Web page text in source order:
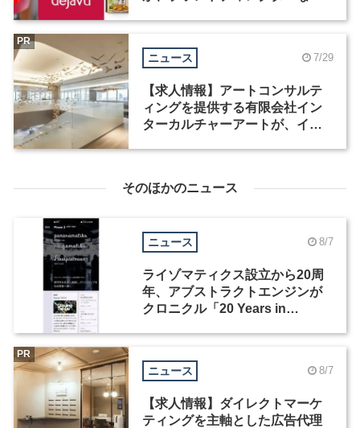
ニュース 7/29
【求人情報】アートコンサルテ
ィングを提供する有限会社イン
ターカルチャーアートが、イン
PR
そのほかのニュース
ニュース 8/7
ライゾマティクス設立から20周
年、アブストラクトエンジンが
クロニクル「20 Years in
ニュース 8/7
【求人情報】ダイレクトマーケ
ティングを主軸とした広告代理
PR